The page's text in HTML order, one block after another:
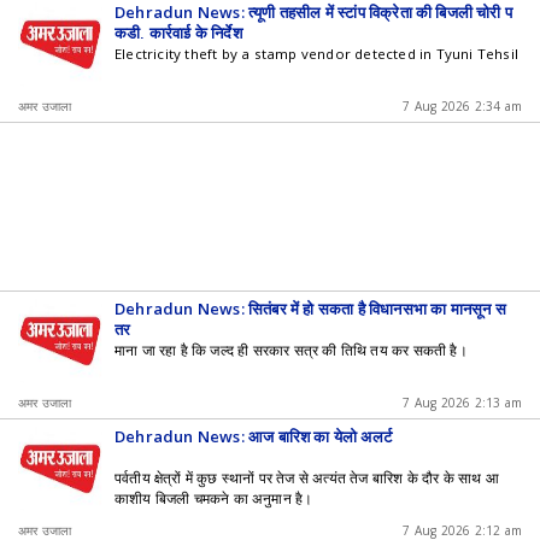
Dehradun News: त्यूणी तहसील में स्टांप विक्रेता की बिजली चोरी प
कड़ी, कार्रवाई के निर्देश
Electricity theft by a stamp vendor detected in Tyuni Tehsil
अमर उजाला 7 Aug 2026 2:34 am
Dehradun News: सितंबर में हो सकता है विधानसभा का मानसून स
त्र
माना जा रहा है कि जल्द ही सरकार सत्र की तिथि तय कर सकती है।
अमर उजाला 7 Aug 2026 2:13 am
Dehradun News: आज बारिश का येलो अलर्ट
पर्वतीय क्षेत्रों में कुछ स्थानों पर तेज से अत्यंत तेज बारिश के दौर के साथ आ
काशीय बिजली चमकने का अनुमान है।
अमर उजाला 7 Aug 2026 2:12 am